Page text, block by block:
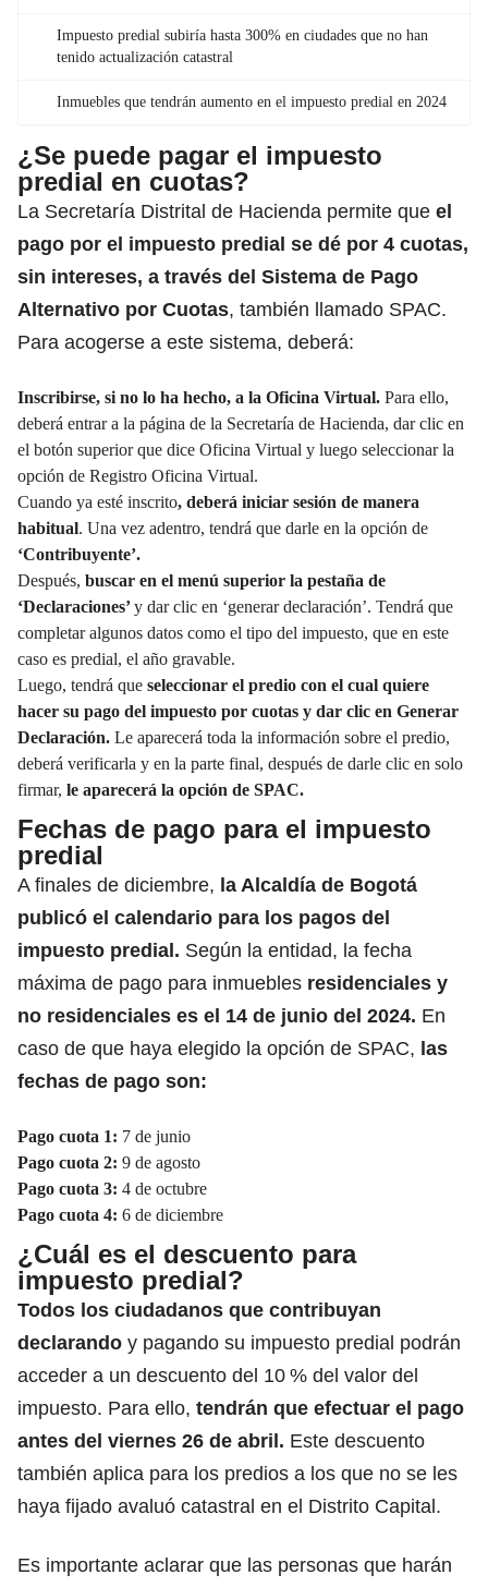
Impuesto predial subiría hasta 300% en ciudades que no han
tenido actualización catastral
Inmuebles que tendrán aumento en el impuesto predial en 2024
¿Se puede pagar el impuesto
predial en cuotas?
La Secretaría Distrital de Hacienda permite que el
pago por el impuesto predial se dé por 4 cuotas,
sin intereses, a través del Sistema de Pago
Alternativo por Cuotas, también llamado SPAC.
Para acogerse a este sistema, deberá:
Inscribirse, si no lo ha hecho, a la Oficina Virtual. Para ello,
deberá entrar a la página de la Secretaría de Hacienda, dar clic en
el botón superior que dice Oficina Virtual y luego seleccionar la
opción de Registro Oficina Virtual.
Cuando ya esté inscrito, deberá iniciar sesión de manera
habitual. Una vez adentro, tendrá que darle en la opción de
‘Contribuyente’.
Después, buscar en el menú superior la pestaña de
‘Declaraciones’y dar clic en ‘generar declaración’. Tendrá que
completar algunos datos como el tipo del impuesto, que en este
caso es predial, el año gravable.
Luego, tendrá que seleccionar el predio con el cual quiere
hacer su pago del impuesto por cuotas y dar clic en Generar
Declaración. Le aparecerá toda la información sobre el predio,
deberá verificarla y en la parte final, después de darle clic en solo
firmar, le aparecerá la opción de SPAC.
Fechas de pago para el impuesto
predial
A finales de diciembre, la Alcaldía de Bogotá
publicó el calendario para los pagos del
impuesto predial. Según la entidad, la fecha
máxima de pago para inmuebles residenciales y
no residenciales es el 14 de junio del 2024. En
caso de que haya elegido la opción de SPAC, las
fechas de pago son:
Pago cuota 1: 7 de junio
Pago cuota 2: 9 de agosto
Pago cuota 3: 4 de octubre
Pago cuota 4: 6 de diciembre
¿Cuál es el descuento para
impuesto predial?
Todos los ciudadanos que contribuyan
declarando y pagando su impuesto predial podrán
acceder a un descuento del 10 % del valor del
impuesto. Para ello, tendrán que efectuar el pago
antes del viernes 26 de abril. Este descuento
también aplica para los predios a los que no se les
haya fijado avaluó catastral en el Distrito Capital.
Es importante aclarar que las personas que harán